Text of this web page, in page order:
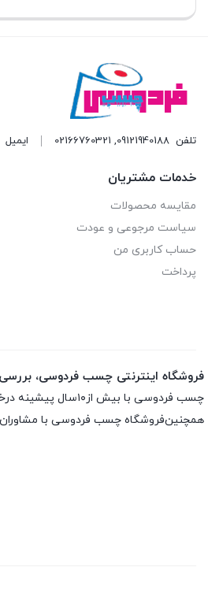
تلفن 09121940188
,
02166760321 ایمیل
خدمات مشتریان
مقایسه محصولات
سیاست مرجوعی و عودت
حساب کاربری من
پرداخت
فروشگاه اینترنتی چسب فردوسی،
چسب فردوسی با بیش از۱۰سال پیشینه درخشان در ضمینه تامین توضیع و پخش چسب و اسپری های تخصصی ارائه انواع اسپری ها و چسب های اورجینال و اصلی باضمانت اصلی بودن کالاست
همچنین‌فروشگاه چسب فردوسی با مشاوران